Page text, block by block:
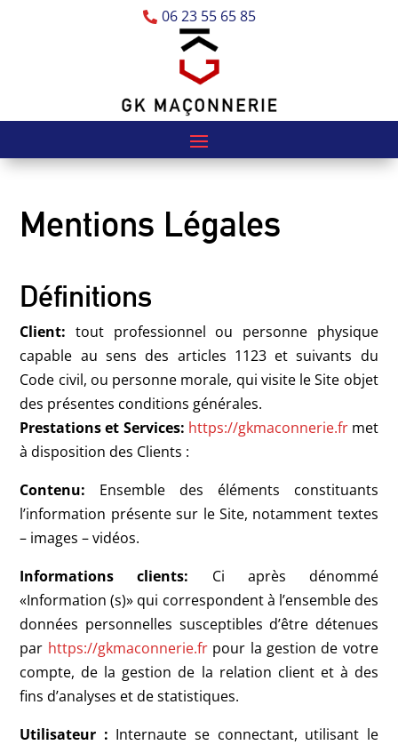
 06 23 55 65 85
Mentions Légales
Définitions
Client: tout professionnel ou personne physique
capable au sens des articles 1123 et suivants du
Code civil, ou personne morale, qui visite le Site objet
des présentes conditions générales.
Prestations et Services: https://gkmaconnerie.fr met
à disposition des Clients :
Contenu:
Ensemble des éléments constituants
l’information présente sur le Site, notamment textes
– images – vidéos.
Informations clients:
Ci après dénommé
«Information (s)» qui correspondent à l’ensemble des
données personnelles susceptibles d’être détenues
par https://gkmaconnerie.fr pour la gestion de votre
compte, de la gestion de la relation client et à des
fins d’analyses et de statistiques.
Utilisateur : Internaute se connectant, utilisant le